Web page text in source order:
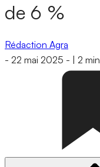
de 6 %
Rédaction Agra
- 22 mai 2025 - 2 min